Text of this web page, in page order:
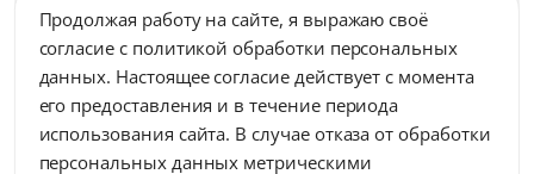
Университет
Наука
Продолжая работу на сайте, я выражаю своё
согласие c политикой обработки персональных
данных. Настоящее согласие действует с момента
его предоставления и в течение периода
использования сайта. В случае отказа от обработки
персональных данных метрическими